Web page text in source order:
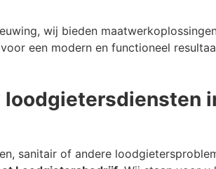
wij bieden
een modern en functioneel
loodgietersdiensten
sanitair of andere